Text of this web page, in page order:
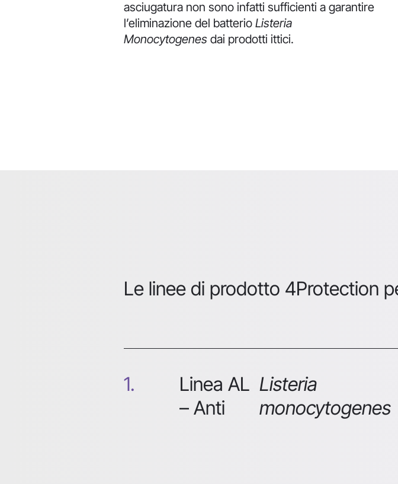
asciugatura non sono infatti sufficienti a garantire
l’eliminazione del batterio Listeria
Monocytogenes dai prodotti ittici.
Le linee di prodotto 4Protection
Linea AL
– Anti
Listeria
monocytogenes